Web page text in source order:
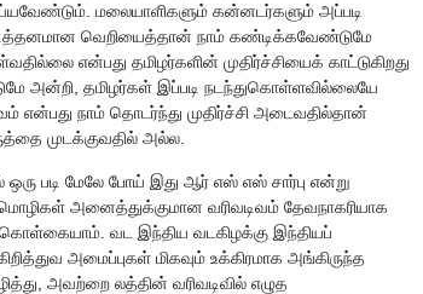
மலையாளிகளும் கன்னடர்களும் அப்படி
வெறியைத்தான் நாம் கண்டிக்கவேண்டுமே
என்பது தமிழர்களின் முதிர்ச்சியைக் காட்டுகிறது
அன்றி, தமிழர்கள் இப்படி நடந்துகொள்ளவில்லையே
என்பது நாம் தொடர்ந்து முதிர்ச்சி அடைவதில்தான்
முடக்குவதில் அல்ல.
படி மேலே போய் இது ஆர் எஸ் எஸ் சார்பு என்று
அனைத்துக்குமான வரிவடிவம் தேவநாகரியாக
வட இந்திய வடகிழக்கு இந்தியப்
அமைப்புகள் மிகவும் உக்கிரமாக அங்கிருந்த
அவற்றை லத்தின் வரிவடிவில் எழுத